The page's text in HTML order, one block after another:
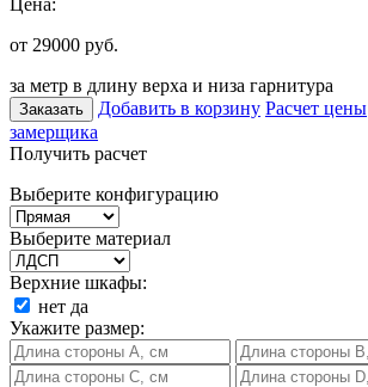
от 29000 руб.
за метр в длину верха и низа гарнитура
Заказать Добавить в корзину Расчет цены
замерщика
Получить расчет
Выберите конфигурацию
Выберите материал
Верхние шкафы:
нет да
Укажите размер: